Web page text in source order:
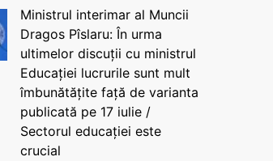
Ministrul interimar al Muncii
Dragos Pîslaru: În urma
ultimelor discuții cu ministrul
Educației lucrurile sunt mult
îmbunătățite față de varianta
publicată pe 17 iulie /
Sectorul educației este
crucial